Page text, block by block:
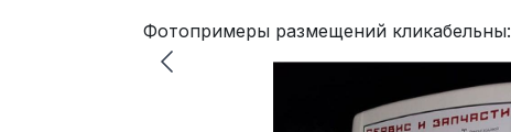
Фотопримеры размещений кликабельны: